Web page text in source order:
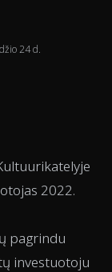
24 d.
2022.
pagrindu
investuotoju